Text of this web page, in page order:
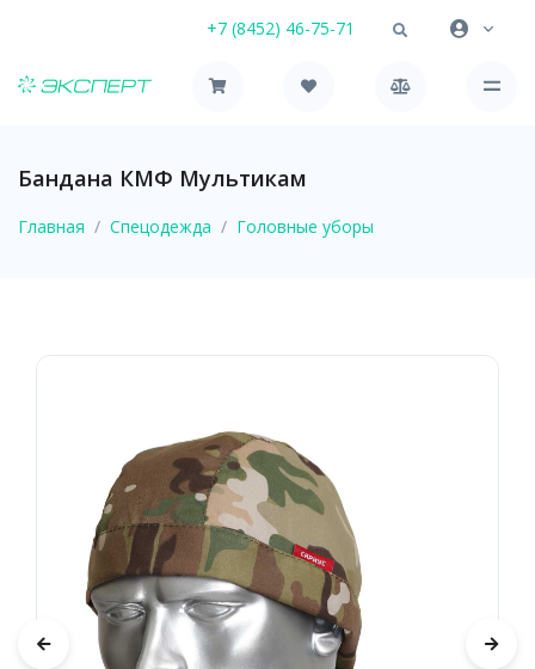
+7 (8452) 46-75-71
Бандана КМФ Мультикам
Главная Спецодежда Головные уборы